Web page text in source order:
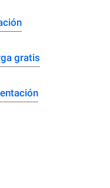
gratis